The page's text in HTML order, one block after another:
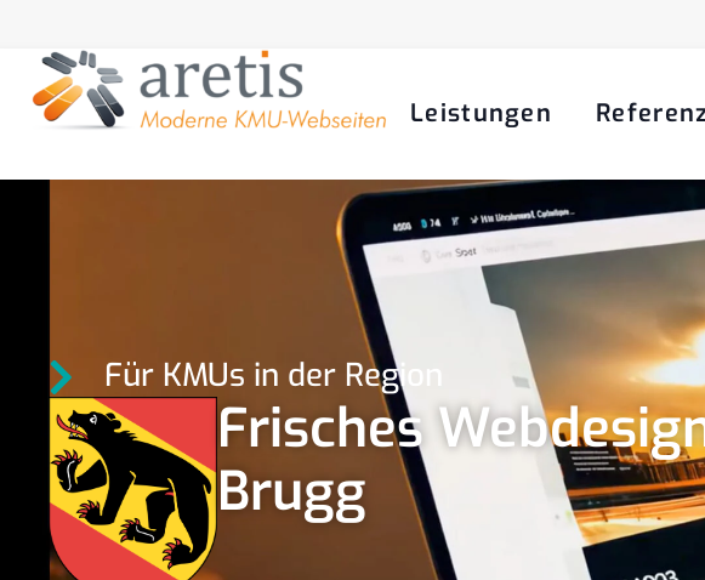
Leistungen
Für KMUs in der Region
Frisches
Brugg